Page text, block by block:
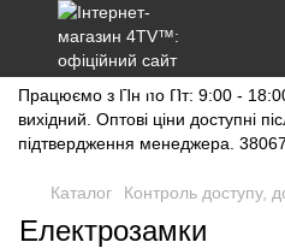
Працюємо з Пн по Пт: 9:00 -
вихідний. Оптові ціни доступні
підтвердження менеджера.
Каталог Контроль доступу,
Електрозамки